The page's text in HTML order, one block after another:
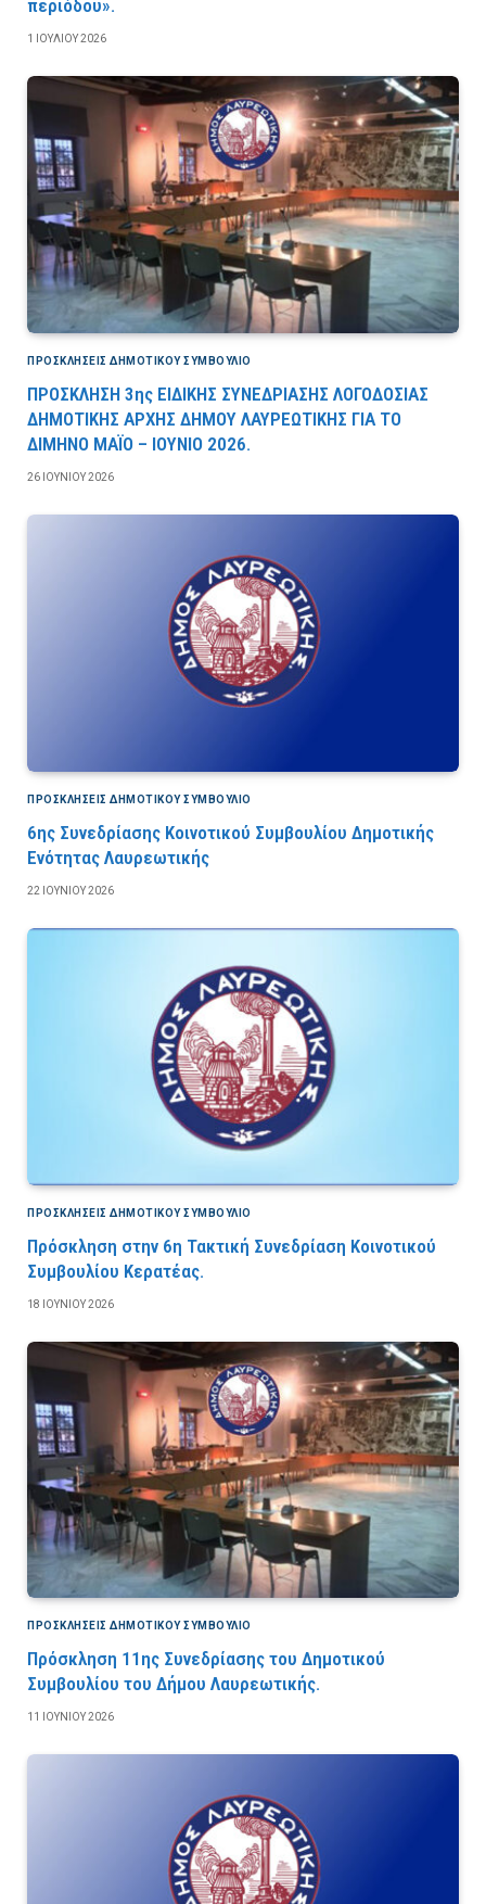
περιόδου».
1 ΙΟΥΛΊΟΥ 2026
ΠΡΟΣΚΛΉΣΕΙΣ ΔΗΜΟΤΙΚΟΎ ΣΥΜΒΟΎΛΙΟ
ΠΡΟΣΚΛΗΣΗ 3ης ΕΙΔΙΚΗΣ ΣΥΝΕΔΡΙΑΣΗΣ ΛΟΓΟΔΟΣΙΑΣ
ΔΗΜΟΤΙΚΗΣ ΑΡΧΗΣ ΔΗΜΟΥ ΛΑΥΡΕΩΤΙΚΗΣ ΓΙΑ ΤΟ
ΔΙΜΗΝΟ ΜΑΪΟ – ΙΟΥΝΙΟ 2026.
26 ΙΟΥΝΊΟΥ 2026
ΠΡΟΣΚΛΉΣΕΙΣ ΔΗΜΟΤΙΚΟΎ ΣΥΜΒΟΎΛΙΟ
6ης Συνεδρίασης Κοινοτικού Συμβουλίου Δημοτικής
Ενότητας Λαυρεωτικής
22 ΙΟΥΝΊΟΥ 2026
ΠΡΟΣΚΛΉΣΕΙΣ ΔΗΜΟΤΙΚΟΎ ΣΥΜΒΟΎΛΙΟ
Πρόσκληση στην 6η Τακτική Συνεδρίαση Κοινοτικού
Συμβουλίου Κερατέας.
18 ΙΟΥΝΊΟΥ 2026
ΠΡΟΣΚΛΉΣΕΙΣ ΔΗΜΟΤΙΚΟΎ ΣΥΜΒΟΎΛΙΟ
Πρόσκληση 11ης Συνεδρίασης του Δημοτικού
Συμβουλίου του Δήμου Λαυρεωτικής.
11 ΙΟΥΝΊΟΥ 2026